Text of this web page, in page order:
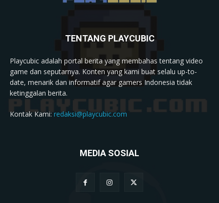
TENTANG PLAYCUBIC
Playcubic adalah portal berita yang membahas tentang video
game dan seputarnya. Konten yang kami buat selalu up-to-
date, menarik dan informatif agar gamers Indonesia tidak
ketinggalan berita.
Kontak Kami:redaksi@playcubic.com
MEDIA SOSIAL